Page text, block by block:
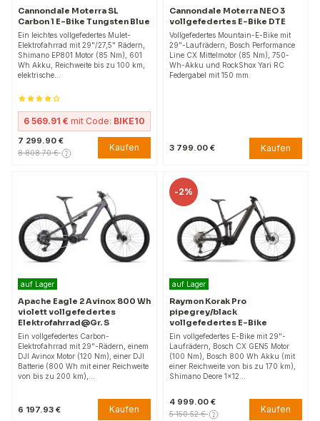
Cannondale Moterra SL
Carbon 1 E-Bike Tungsten Blue
Ein leichtes vollgefedertes Mulet-
Elektrofahrrad mit 29"/27,5" Rädern,
Shimano EP801 Motor (85 Nm), 601
Wh Akku, Reichweite bis zu 100 km,
elektrische…
6 569.91 € mit Code: BIKE10
7 299.90 €
8 808.70 € Kaufen
Cannondale Moterra NEO 3
vollgefedertes E-Bike DTE
Vollgefedertes Mountain-E-Bike mit
29"-Laufrädern, Bosch Performance
Line CX Mittelmotor (85 Nm), 750-
Wh-Akku und RockShox Yari RC
Federgabel mit 150 mm.
3 799.00 € Kaufen
auf Lager
Apache Eagle 2 Avinox 800 Wh
violett vollgefedertes
Elektrofahrrad@Gr. S
Ein vollgefedertes Carbon-
Elektrofahrrad mit 29"-Rädern, einem
DJI Avinox Motor (120 Nm), einer DJI
Batterie (800 Wh mit einer Reichweite
von bis zu 200 km),…
6 197.93 € Kaufen
-2%
auf Lager
Raymon Korak Pro
pipegrey/black
vollgefedertes E-Bike
Ein vollgefedertes E-Bike mit 29"-
Laufrädern, Bosch CX GEN5 Motor
(100 Nm), Bosch 800 Wh Akku (mit
einer Reichweite von bis zu 170 km),
Shimano Deore 1x12…
4 999.00 €
5 150.52 € Kaufen